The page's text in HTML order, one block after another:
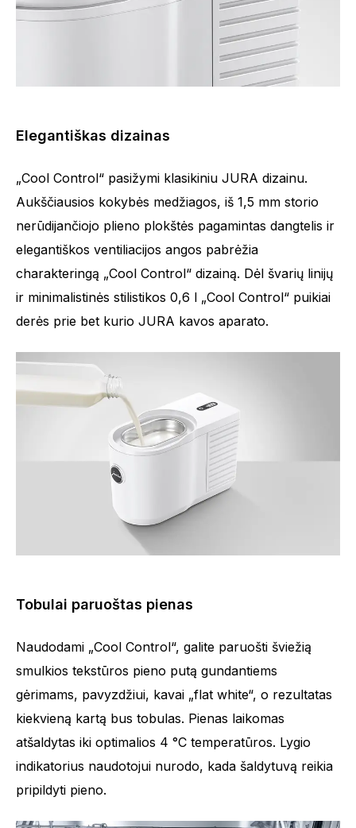
Elegantiškas dizainas
„Cool Control“ pasižymi klasikiniu JURA dizainu.
Aukščiausios kokybės medžiagos, iš 1,5 mm storio
nerūdijančiojo plieno plokštės pagamintas dangtelis ir
elegantiškos ventiliacijos angos pabrėžia
charakteringą „Cool Control“ dizainą. Dėl švarių linijų
ir minimalistinės stilistikos 0,6 l „Cool Control“ puikiai
derės prie bet kurio JURA kavos aparato.
Tobulai paruoštas pienas
Naudodami „Cool Control“, galite paruošti šviežią
smulkios tekstūros pieno putą gundantiems
gėrimams, pavyzdžiui, kavai „flat white“, o rezultatas
kiekvieną kartą bus tobulas. Pienas laikomas
atšaldytas iki optimalios 4 °C temperatūros. Lygio
indikatorius naudotojui nurodo, kada šaldytuvą reikia
pripildyti pieno.